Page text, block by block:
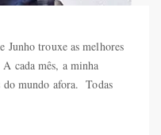
Junho trouxe as melhores
cada mês, a minha
mundo afora. Todas